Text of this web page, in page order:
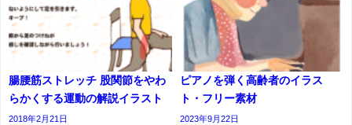
腸腰筋ストレッチ 股関節をやわ
らかくする運動の解説イラスト
2018年2月21日
ピアノを弾く高齢者のイラス
ト・フリー素材
2023年9月22日